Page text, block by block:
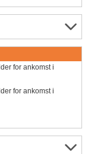
for ankomst i
for ankomst i